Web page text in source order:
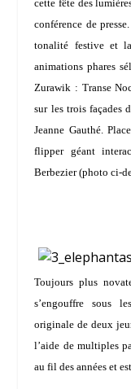
cette fête des
conférence de
tonalité festive et
animations phares
Zurawik : Transe
sur les trois façades
Jeanne Gauthé.
flipper géant
Berbezier(photo ci-
Toujours plus
s’engouffre sous
originale de deux
l’aide de multiples
au fil des années et